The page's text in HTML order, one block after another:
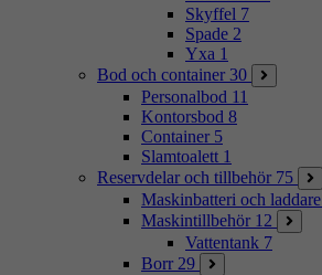
Skyffel 7
Spade 2
Yxa 1
Bod och container 30
Personalbod 11
Kontorsbod 8
Container 5
Slamtoalett 1
Reservdelar och tillbehör 75
Maskinbatteri och laddare
Maskintillbehör 12
Vattentank 7
Borr 29